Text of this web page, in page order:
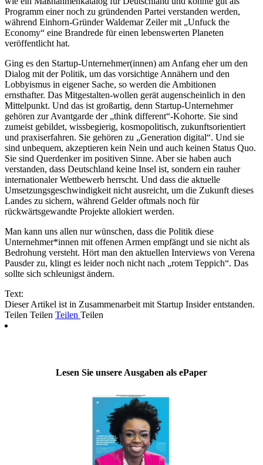
Programm einer noch zu gründenden Partei verstanden werden,
während Einhorn-Gründer Waldemar Zeiler mit „Unfuck the
Economy“ eine Brandrede für einen lebenswerten Planeten
veröffentlicht hat.
Ging es den Startup-Unternehmer(innen) am Anfang eher um den
Dialog mit der Politik, um das vorsichtige Annähern und den
Lobbyismus in eigener Sache, so werden die Ambitionen
ernsthafter. Das Mitgestalten-wollen gerät augenscheinlich in den
Mittelpunkt. Und das ist großartig, denn Startup-Unternehmer
gehören zur Avantgarde der „think different“-Kohorte. Sie sind
zumeist gebildet, wissbegierig, kosmopolitisch, zukunftsorientiert
und praxiserfahren. Sie gehören zu „Generation digital“. Und sie
sind unbequem, akzeptieren kein Nein und auch keinen Status Quo.
Sie sind Querdenker im positiven Sinne. Aber sie haben auch
verstanden, dass Deutschland keine Insel ist, sondern ein rauher
internationaler Wettbewerb herrscht. Und dass die aktuelle
Umsetzungsgeschwindigkeit nicht ausreicht, um die Zukunft dieses
Landes zu sichern, während Gelder oftmals noch für
rückwärtsgewandte Projekte allokiert werden.
Man kann uns allen nur wünschen, dass die Politik diese
Unternehmer*innen mit offenen Armen empfängt und sie nicht als
Bedrohung versteht. Hört man den aktuellen Interviews von Verena
Pausder zu, klingt es leider noch nicht nach „rotem Teppich“. Das
sollte sich schleunigst ändern.
Text:
Dieser Artikel ist in Zusammenarbeit mit Startup Insider entstanden.
Teilen Teilen Teilen Teilen
Lesen Sie unsere Ausgaben als ePaper